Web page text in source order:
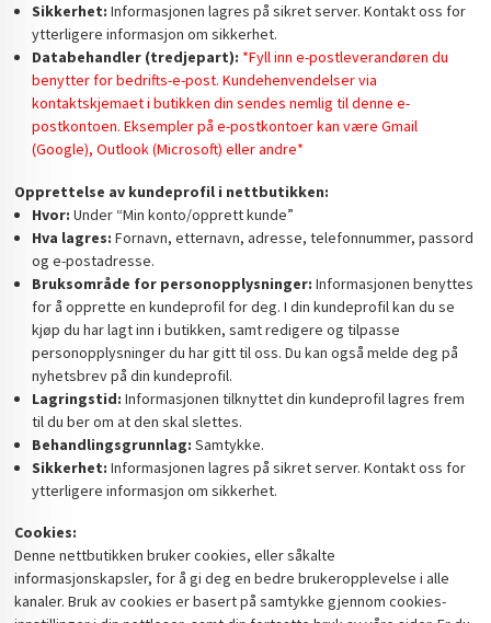
Sikkerhet: Informasjonen lagres på sikret server. Kontakt oss for
ytterligere informasjon om sikkerhet.
Databehandler (tredjepart): *Fyll inn e-postleverandøren du
benytter for bedrifts-e-post. Kundehenvendelser via
kontaktskjemaet i butikken din sendes nemlig til denne e-
postkontoen. Eksempler på e-postkontoer kan være Gmail
(Google), Outlook (Microsoft) eller andre*
Opprettelse av kundeprofil i nettbutikken:
Hvor: Under “Min konto/opprett kunde”
Hva lagres: Fornavn, etternavn, adresse, telefonnummer, passord
og e-postadresse.
Bruksområde for personopplysninger: Informasjonen benyttes
for å opprette en kundeprofil for deg. I din kundeprofil kan du se
kjøp du har lagt inn i butikken, samt redigere og tilpasse
personopplysninger du har gitt til oss. Du kan også melde deg på
nyhetsbrev på din kundeprofil.
Lagringstid: Informasjonen tilknyttet din kundeprofil lagres frem
til du ber om at den skal slettes.
Behandlingsgrunnlag: Samtykke.
Sikkerhet: Informasjonen lagres på sikret server. Kontakt oss for
ytterligere informasjon om sikkerhet.
Cookies:
Denne nettbutikken bruker cookies, eller såkalte
informasjonskapsler, for å gi deg en bedre brukeropplevelse i alle
kanaler. Bruk av cookies er basert på samtykke gjennom cookies-